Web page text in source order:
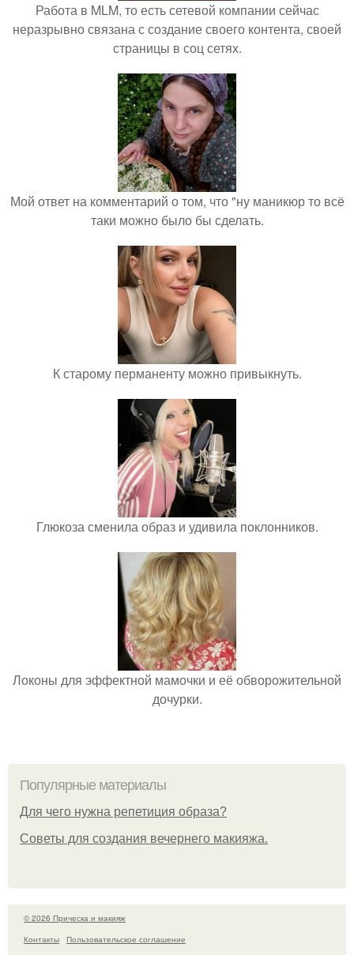
Работа в MLM, то есть сетевой компании сейчас
неразрывно связана с создание своего контента, своей
страницы в соц сетях.
Мой ответ на комментарий о том, что "ну маникюр то всё
таки можно было бы сделать.
К старому перманенту можно привыкнуть.
Глюкоза сменила образ и удивила поклонников.
Локоны для эффектной мамочки и её обворожительной
дочурки.
Популярные материалы
Для чего нужна репетиция образа?
Советы для создания вечернего макияжа.
© 2026 Прическа и макияж
Контакты
Пользовательское соглашение